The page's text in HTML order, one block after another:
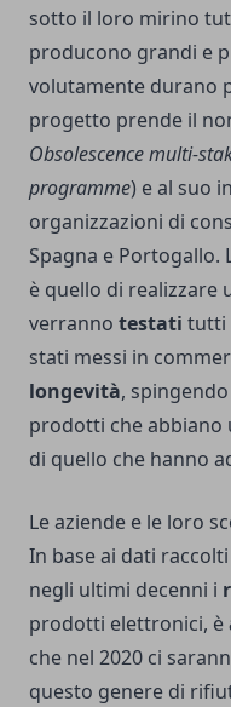
sotto il loro mirino
producono grandi e
volutamente durano
progetto prende il
Obsolescence multi-
programme) e al suo
organizzazioni di
Spagna e Portogallo.
è quello di realizzare
verranno testati tutti
stati messi in
longevità,
prodotti che abbiano
di quello che hanno
Le aziende e le loro
In base ai dati
negli ultimi decenni i
prodotti elettronici, è
che nel 2020 ci
questo genere di